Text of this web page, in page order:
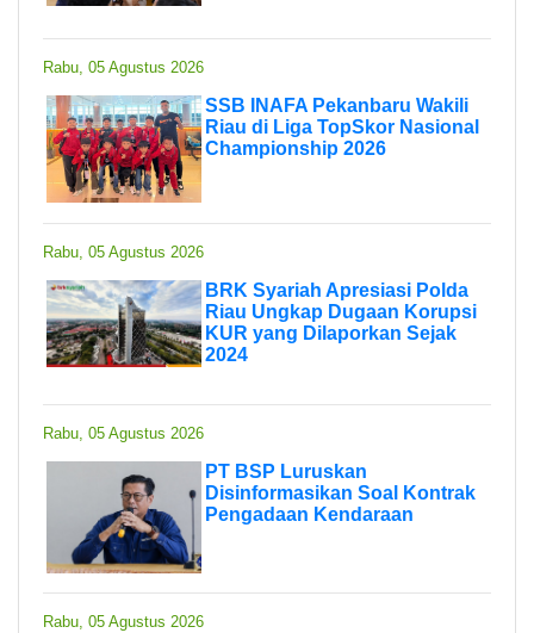
Rabu, 05 Agustus 2026
SSB INAFA Pekanbaru Wakili
Riau di Liga TopSkor Nasional
Championship 2026
Rabu, 05 Agustus 2026
BRK Syariah Apresiasi Polda
Riau Ungkap Dugaan Korupsi
KUR yang Dilaporkan Sejak
2024
Rabu, 05 Agustus 2026
PT BSP Luruskan
Disinformasikan Soal Kontrak
Pengadaan Kendaraan
Rabu, 05 Agustus 2026